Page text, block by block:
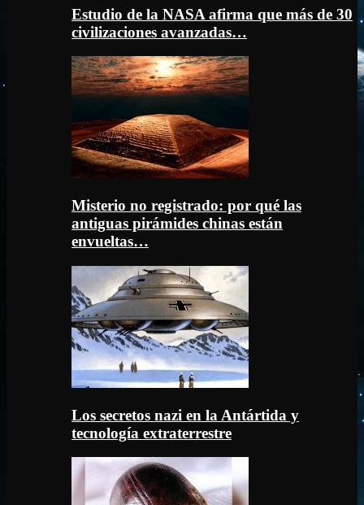
Estudio de la NASA afirma que más de 30
civilizaciones avanzadas…
Misterio no registrado: por qué las
antiguas pirámides chinas están
envueltas…
Los secretos nazi en la Antártida y
tecnología extraterrestre